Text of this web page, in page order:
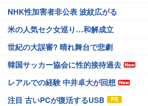
NHK性加害者非公表 波紋広がる
米の人気セク女巡り…和解成立
世紀の大誤審? 晴れ舞台で悲劇
韓国サッカー協会に性的接待過去
レアルでの経験 中井卓大が回想
注目 古いPCが復活するUSB